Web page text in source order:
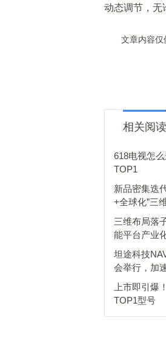
动态调节，无
文章内容仅供
相关阅读
618电视怎
TOP1
新品密集迭
+全球化”三
三维布局落
能平台产业
坦途科技
会举行，加
上市即引爆
TOP1型号